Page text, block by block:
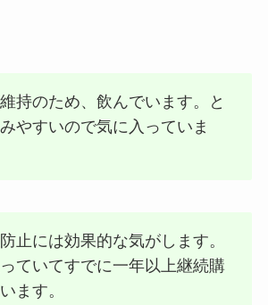
持のため、飲んでいます。と
やすいので気に入っていま
止には効果的な気がします。
ていてすでに一年以上継続購
ます。